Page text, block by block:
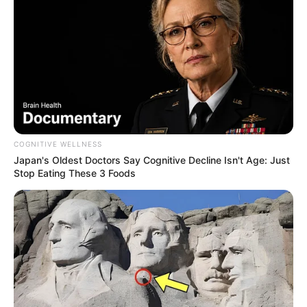
eingesetzt werden kann. Ob alsBeilage zum
vegetarisches
oder in Form einercremigen
– dieses Rezept überzeugt in jeder
Gerade in Deutschland, Österreich und der
Schweiz wird die Rote Rübe seit Generationen
geschätzt. Sie passt perfekt in die regionale
Küche und ist ein ideales Wintergemüse.
Fazit
Unbedingt ausprobieren: Köstliches Rote
Rüben Rezept wie von Oma!– dieses Gericht
COGNITIVE WELLNESS
Japan's Oldest Doctors Say Cognitive Decline Isn't Age: Just
Stop Eating These 3 Foods